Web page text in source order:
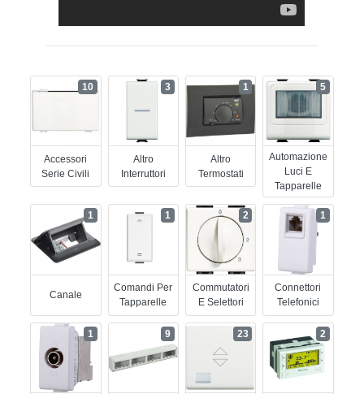
Accessori
Serie Civili
10
Altro
Interruttori
3
Altro
Termostati
1
Automazione
Luci E
Tapparelle
5
Canale
1
Comandi Per
Tapparelle
1
Commutatori
E Selettori
2
Connettori
Telefonici
1
1 9 23 2